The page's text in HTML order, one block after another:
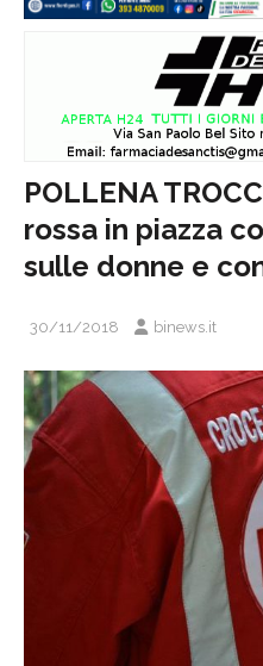
POLLENA
rossa in piazza
sulle donne e
30/11/2018 binews.it